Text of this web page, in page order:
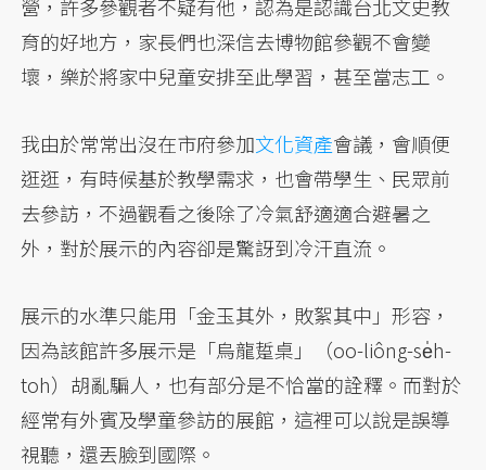
營，許多參觀者不疑有他，認為是認識台北文史教
育的好地方，家長們也深信去博物館參觀不會變
壞，樂於將家中兒童安排至此學習，甚至當志工。
我由於常常出沒在市府參加文化資產會議，會順便
逛逛，有時候基於教學需求，也會帶學生、民眾前
去參訪，不過觀看之後除了冷氣舒適適合避暑之
外，對於展示的內容卻是驚訝到冷汗直流。
展示的水準只能用「金玉其外，敗絮其中」形容，
因為該館許多展示是「烏龍踅桌」（oo-liông-se̍h-
toh）胡亂騙人，也有部分是不恰當的詮釋。而對於
經常有外賓及學童參訪的展館，這裡可以說是誤導
視聽，還丟臉到國際。